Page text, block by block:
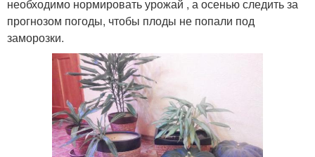
необходимо нормировать урожай , а осенью следить за
прогнозом погоды, чтобы плоды не попали под
заморозки.